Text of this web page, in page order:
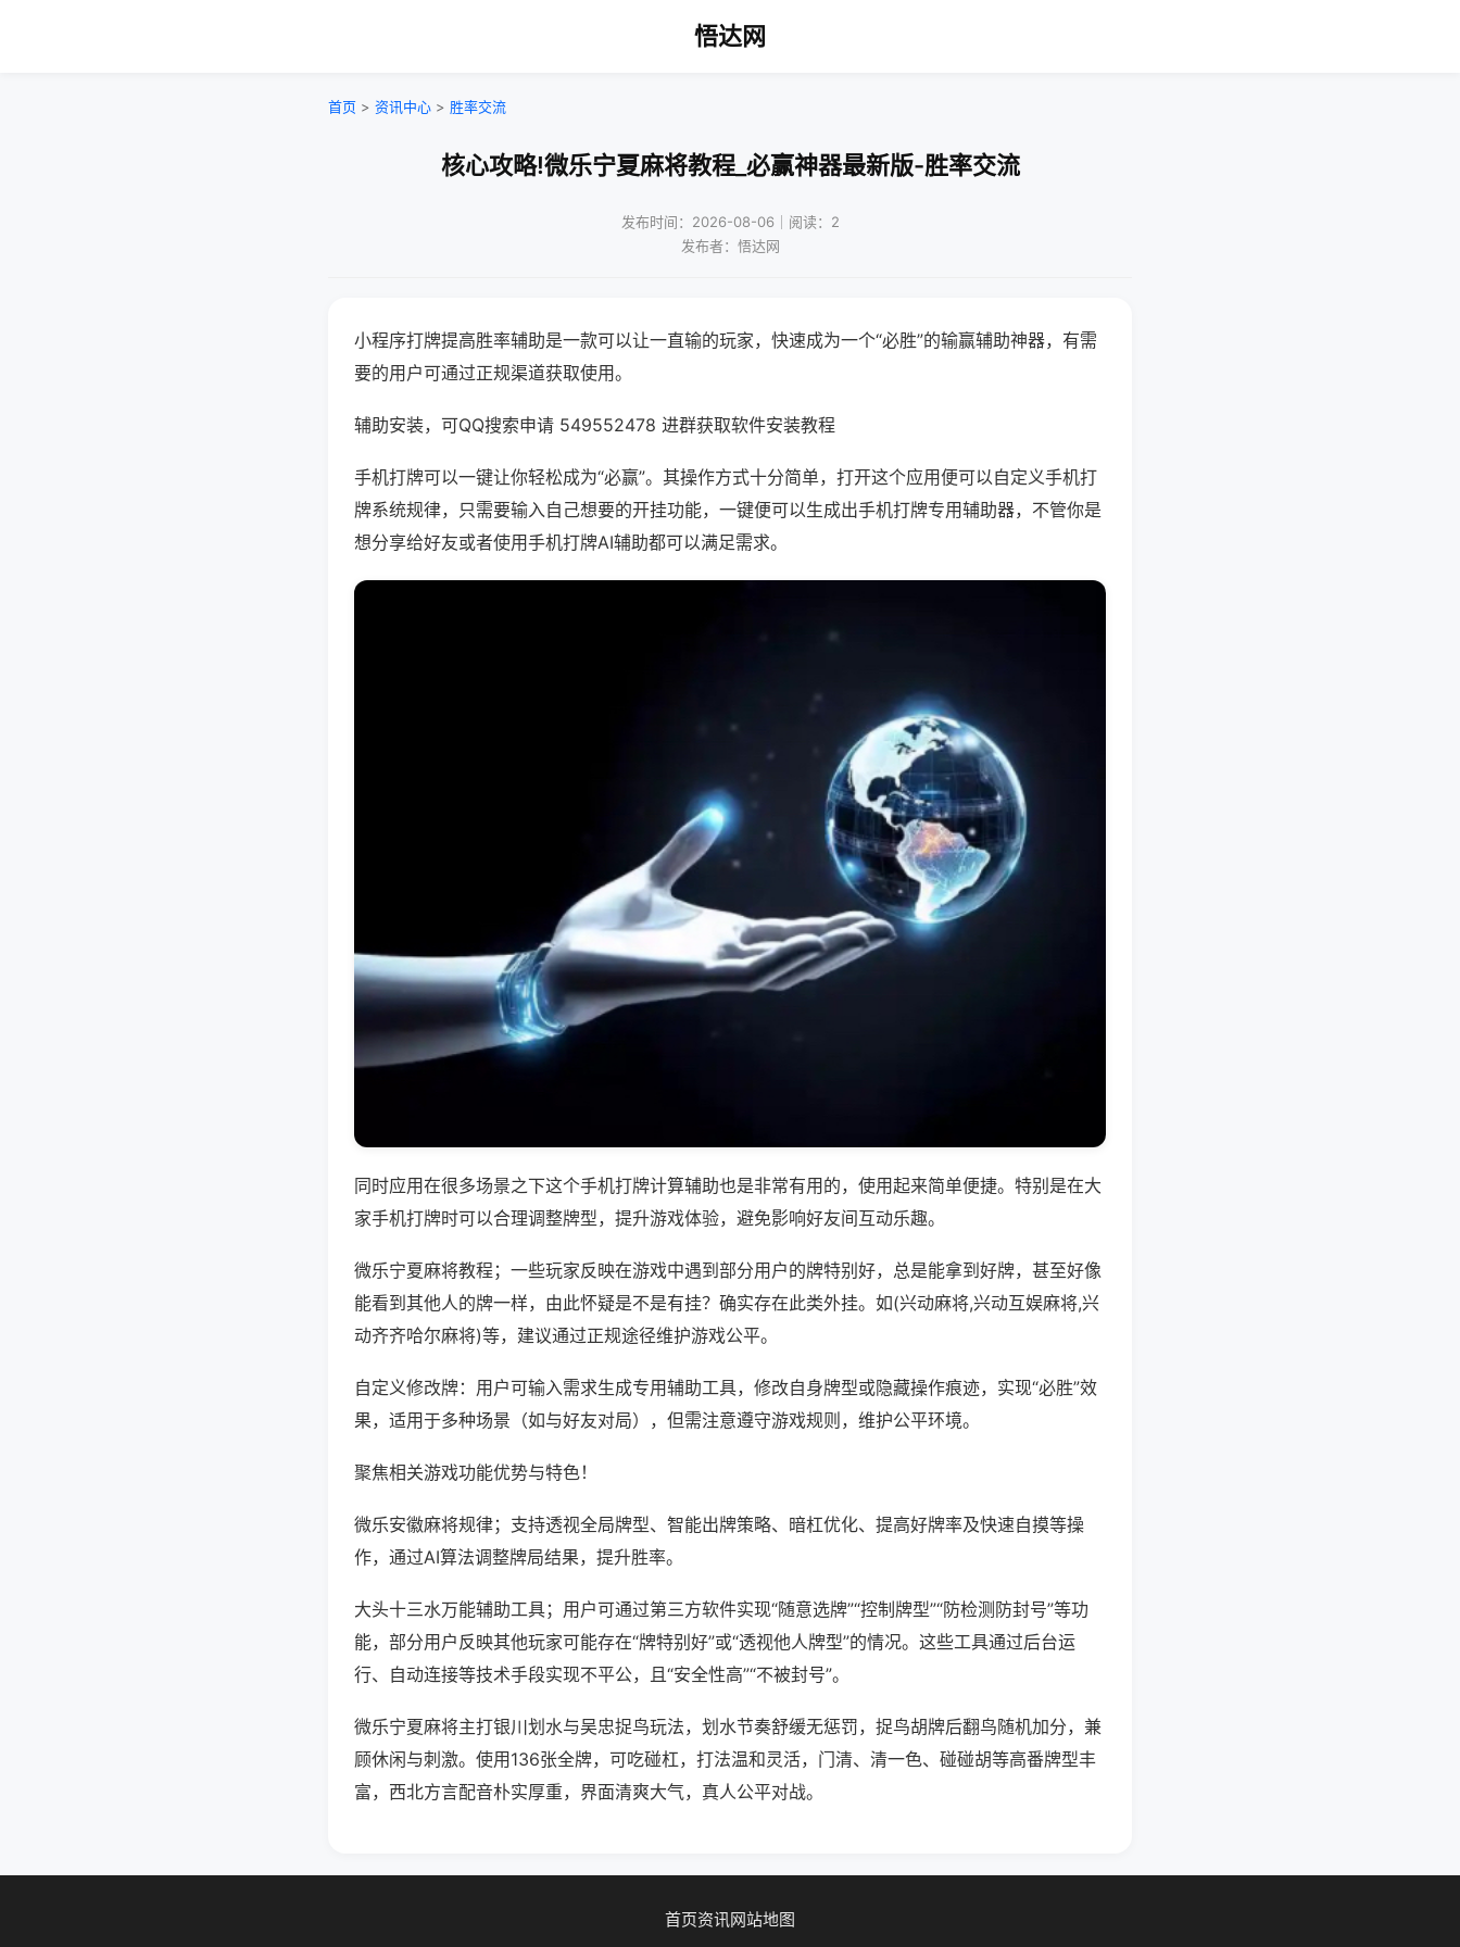
悟达网
首页 > 资讯中心 > 胜率交流
核心攻略!微乐宁夏麻将教程_必赢神器最新版-胜率交流
发布时间：2026-08-06｜阅读：2
发布者：悟达网
小程序打牌提高胜率辅助是一款可以让一直输的玩家，快速成为一个“必胜”的输赢辅助神器，有需
要的用户可通过正规渠道获取使用。
辅助安装，可QQ搜索申请 549552478 进群获取软件安装教程
手机打牌可以一键让你轻松成为“必赢”。其操作方式十分简单，打开这个应用便可以自定义手机打
牌系统规律，只需要输入自己想要的开挂功能，一键便可以生成出手机打牌专用辅助器，不管你是
想分享给好友或者使用手机打牌AI辅助都可以满足需求。
同时应用在很多场景之下这个手机打牌计算辅助也是非常有用的，使用起来简单便捷。特别是在大
家手机打牌时可以合理调整牌型，提升游戏体验，避免影响好友间互动乐趣。
微乐宁夏麻将教程；一些玩家反映在游戏中遇到部分用户的牌特别好，总是能拿到好牌，甚至好像
能看到其他人的牌一样，由此怀疑是不是有挂？确实存在此类外挂。如(兴动麻将,兴动互娱麻将,兴
动齐齐哈尔麻将)等，建议通过正规途径维护游戏公平。
自定义修改牌：用户可输入需求生成专用辅助工具，修改自身牌型或隐藏操作痕迹，实现“必胜”效
果，适用于多种场景（如与好友对局），但需注意遵守游戏规则，维护公平环境。
聚焦相关游戏功能优势与特色！
微乐安徽麻将规律；支持透视全局牌型、智能出牌策略、暗杠优化、提高好牌率及快速自摸等操
作，通过AI算法调整牌局结果，提升胜率。
大头十三水万能辅助工具；用户可通过第三方软件实现“随意选牌”“控制牌型”“防检测防封号”等功
能，部分用户反映其他玩家可能存在“牌特别好”或“透视他人牌型”的情况。这些工具通过后台运
行、自动连接等技术手段实现不平公，且“安全性高”“不被封号”。
微乐宁夏麻将主打银川划水与吴忠捉鸟玩法，划水节奏舒缓无惩罚，捉鸟胡牌后翻鸟随机加分，兼
顾休闲与刺激。使用136张全牌，可吃碰杠，打法温和灵活，门清、清一色、碰碰胡等高番牌型丰
富，西北方言配音朴实厚重，界面清爽大气，真人公平对战。
首页资讯网站地图